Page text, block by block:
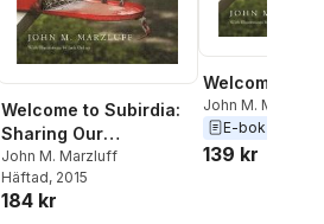
Welcome to Subirdia:
Sharing Our
Neighborhoods with
Wrens, Robins,
Woodpeckers, and
John M. Marzluff
Häftad, 2015
184 kr
Welcome to
John M. Marzluff
E-bok
139 kr